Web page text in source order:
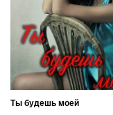
Ты будешь моей